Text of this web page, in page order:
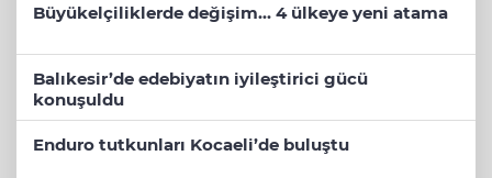
Büyükelçiliklerde değişim... 4 ülkeye yeni atama
Balıkesir’de edebiyatın iyileştirici gücü
konuşuldu
Enduro tutkunları Kocaeli’de buluştu